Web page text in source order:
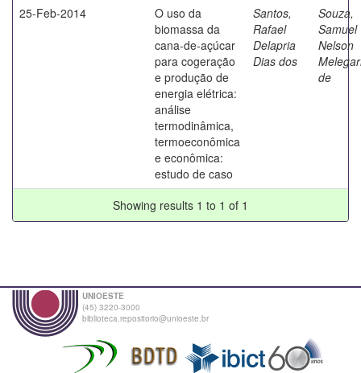
25-Feb-2014
O uso da
biomassa da
cana-de-açúcar
para cogeração
e produção de
energia elétrica:
análise
termodinâmica,
termoeconômica
e econômica:
estudo de caso
Santos,
Rafael
Delapria
Dias dos
Souza,
Samuel
Nelson
de
Showing results 1 to 1 of 1
UNIOESTE
(45) 3220-3000
biblioteca.repositorio@unioeste.br